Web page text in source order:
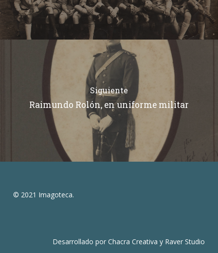
Siguiente
Raimundo Rolón, en uniforme militar
© 2021 Imagoteca.
Desarrollado porChacra Creativa y Raver Studio